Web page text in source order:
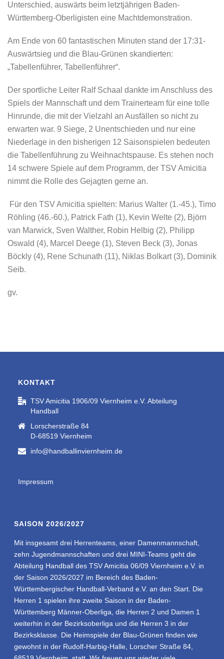
Unterschied, auswärts beim letztjährigen Baden-
Württemberg-Oberligisten eine Machtdemonstration.
Am Ende von 60 fantastischen Minuten stand der 17:31-
Auswärtsieg und die Blau-Grünen skandierten:
„Tabellenführer, Tabellenführer“.
Der sportliche Leiter Ralf Schaal dankte im Anschluss des
Spiels der Mannschaft und dem Trainerteam für eine tolle
Hinrunde, die mit der Vielzahl an Ausfällen so nicht zu
erwarten war. 9 Siege, 2 Unentschieden und nur eine
Niederlage in den bisherigen 12 Saisonspielen bedeuten
die Tabellenführung zu Weihnachtspause. Es stehen noch
14 schwere Spiele auf dem Programm, der TSV Amicitia
nimmt die Rolle des Gejagten gerne an.
Für den TSV Amicitia spielten: Marius Walter (1.-45.), Timo
Röhling (46.-60.), Patrick Fath (1), Kevin Welte (2), Björn
van Marwick, Sven Walther, Robin Helbig (2), Philipp
Oswald (4), Marcel Deege (1), Steven Beck (3), Jonas
Böckly (4), Rene Schunath (11), Niklas Bolkart (3), Dominik
Seib.
gv.
KONTAKT
TSV Amicitia 1906/09 Viernheim e.V. Abteilung
Handball
Lorscherstraße 84
D-68519 Viernheim
info@handballinviernheim.de
Impressum
SAISON 2026/2027
Mit insgesamt drei Herrenteams, einer Damenmannschaft,
zehn Jugendmannschaften und drei MINI-Teams geht die
Abteilung Handball des TSV Amicitia 06/09 Viernheim e.V. in
der Saison 2026/2027 im Bereich des Baden-
Württembergischer Handball-Verband e.V. an den Start. Die
Herren 1 spielen ihre zweite Saison in der Baden-
Württemberg Männer-Oberliga, die Herren 2 und Damen 1
weiterhin in der Bezirksoberliga und die Herren 3 in der
Bezirksklasse. Die Heimspiele der Blau-Grünen finden wie
gewohnt in der Rudolf-Harbig-Halle, Lorscher Straße 84,